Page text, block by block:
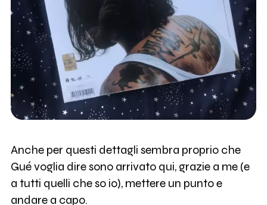
Anche per questi dettagli sembra proprio che
Gué voglia dire sono arrivato qui, grazie a me (e
a tutti quelli che so io), mettere un punto e
andare a capo.